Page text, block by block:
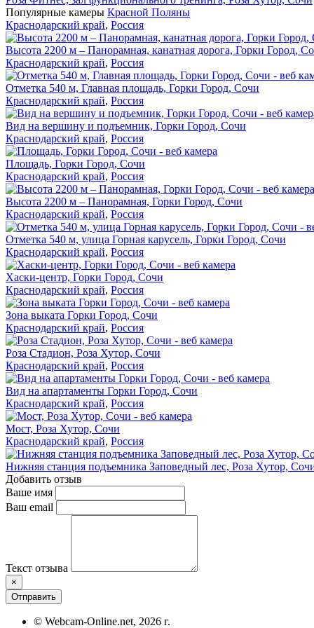
Популярные камеры Красной Поляны
Краснодарский край, Россия
Высота 2200 м – Панорамная, канатная дорога, Горки Город,
Краснодарский край, Россия
Отметка 540 м, Главная площадь, Горки Город, Сочи
Краснодарский край, Россия
Вид на вершину и подъемник, Горки Город, Сочи
Краснодарский край, Россия
Площадь, Горки Город, Сочи
Краснодарский край, Россия
Высота 2200 м – Панорамная, Горки Город, Сочи
Краснодарский край, Россия
Отметка 540 м, улица Горная карусель, Горки Город, Сочи
Краснодарский край, Россия
Хаски-центр, Горки Город, Сочи
Краснодарский край, Россия
Зона выката Горки Город, Сочи
Краснодарский край, Россия
Роза Стадион, Роза Хутор, Сочи
Краснодарский край, Россия
Вид на апартаменты Горки Город, Сочи
Краснодарский край, Россия
Мост, Роза Хутор, Сочи
Краснодарский край, Россия
Нижняя станция подъемника Заповедный лес, Роза Хутор,
Добавить отзыв
Ваше имя
Ваш email
Текст отзыва
×
Отправить
© Webcam-Online.net, 2026 г.